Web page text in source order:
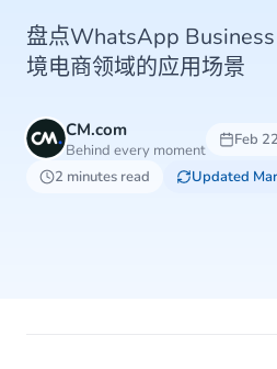
盘点WhatsApp
境电商领域的应用场景
CM.com
Behind every moment
Feb
2 minutes read
Updated